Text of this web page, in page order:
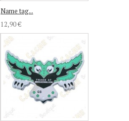
Name tag...
12,90 €